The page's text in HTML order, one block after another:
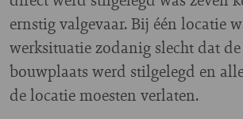
ernstig valgevaar. Bij één locatie
werksituatie zodanig slecht dat de
bouwplaats werd stilgelegd en
de locatie moesten verlaten.